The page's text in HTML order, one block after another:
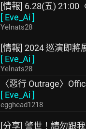
[情報] 6.28(五) 21:00
[ Eve_Ai ]
Yelnats28
[情報] 2024 巡演即將
[ Eve_Ai ]
Yelnats28
〈惡行 Outrage〉
[ Eve_Ai ]
egghead1218
[分享] 警世！請勿跟